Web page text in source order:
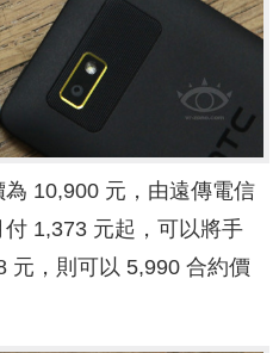
10,900 元，由遠傳電信
1,373 元起，可以將手
元，則可以 5,990 合約價